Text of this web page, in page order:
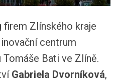
firem Zlínského kraje
centrum
Bati ve Zlíně.
Gabriela Dvorníková,